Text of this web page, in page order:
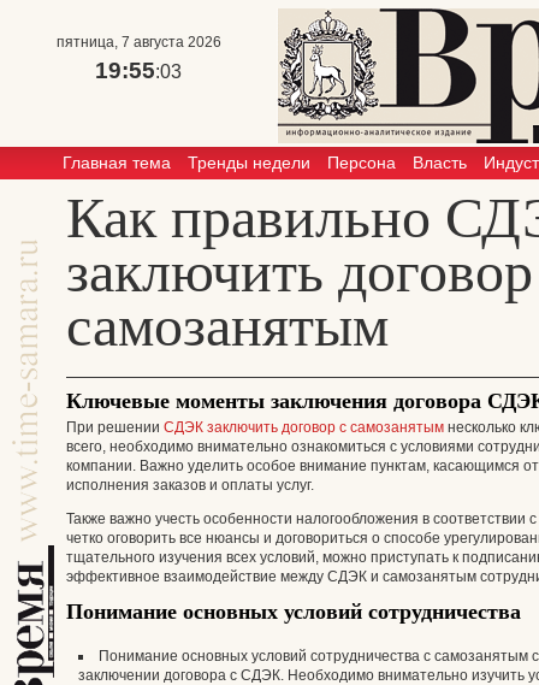
пятница, 7 августа 2026
19:55:04
Главная тема Тренды недели Персона Власть
Как правильно
заключить
самозанятым
Ключевые моменты заключения договора
При решении СДЭК заключить договор с самозанятым несколько
всего, необходимо внимательно ознакомиться с условиями
компании. Важно уделить особое внимание пунктам, касающимся
исполнения заказов и оплаты услуг.
Также важно учесть особенности налогообложения в
четко оговорить все нюансы и договориться о способе
тщательного изучения всех условий, можно приступать к
эффективное взаимодействие между СДЭК и самозанятым
Понимание основных условий сотрудничества
Понимание основных условий сотрудничества с
заключении договора с СДЭК. Необходимо внимательно изучить